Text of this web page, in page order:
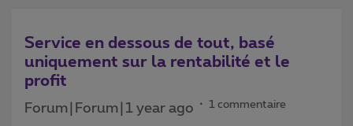
Service en dessous de tout, basé
uniquement sur la rentabilité et le
profit
Forum|Forum|1 year ago 1 commentaire